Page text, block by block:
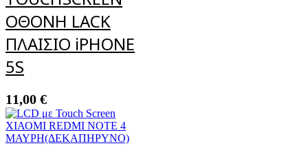
ΟΘΟΝΗ LACK
ΠΛΑΙΣΙΟ iPHONE
5S
11,00 €